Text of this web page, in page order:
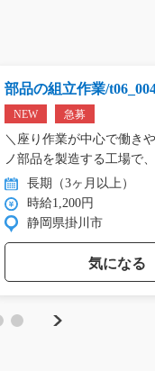
部品の組立作業/
NEW 急募
＼座り作業が中心で働き
ノ部品を製造する工場で
長期（3ヶ月以上）
時給1,200円
静岡県掛川市
気になる
Next